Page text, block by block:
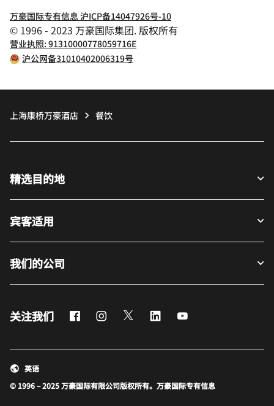
万豪国际专有信息 沪ICP备14047926号-10
© 1996 - 2023 万豪国际集团. 版权所有
营业执照: 91310000778059716E
沪公网备31010402006319号
上海康桥万豪酒店 餐饮
精选目的地
宾客适用
我们的公司
关注我们 FacebookInstagram
Twitter LinkedIn
© 1996 – 2025 万豪国际有限公司版权所有。万豪国际专有信息
英语